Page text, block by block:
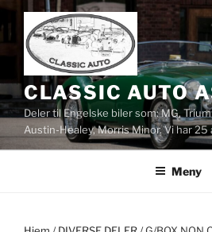
Gå
til
innhold
CLASSIC AUTO
Deler til Engelske biler som: MG,
Austin-Healey, Morris Minor. Vi har 25
Meny